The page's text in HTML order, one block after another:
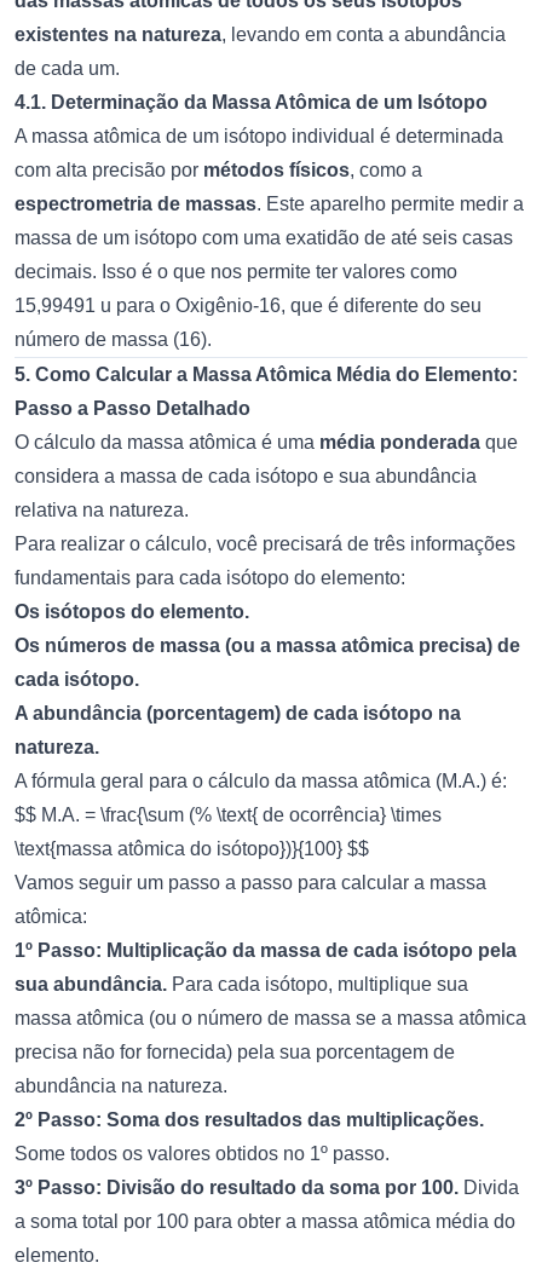
existentes na natureza, levando em conta a abundância
de cada um.
4.1. Determinação da Massa Atômica de um Isótopo
A massa atômica de um isótopo individual é determinada
com alta precisão por métodos físicos, como a
espectrometria de massas. Este aparelho permite medir a
massa de um isótopo com uma exatidão de até seis casas
decimais. Isso é o que nos permite ter valores como
15,99491 u para o Oxigênio-16, que é diferente do seu
número de massa (16).
5. Como Calcular a Massa Atômica Média do Elemento:
Passo a Passo Detalhado
O cálculo da massa atômica é uma média ponderada que
considera a massa de cada isótopo e sua abundância
relativa na natureza.
Para realizar o cálculo, você precisará de três informações
fundamentais para cada isótopo do elemento:
Os isótopos do elemento.
Os números de massa (ou a massa atômica precisa) de
cada isótopo.
A abundância (porcentagem) de cada isótopo na
natureza.
A fórmula geral para o cálculo da massa atômica (M.A.) é:
$$ M.A. = \frac{\sum (% \text{ de ocorrência} \times
\text{massa atômica do isótopo})}{100} $$
Vamos seguir um passo a passo para calcular a massa
atômica:
1º Passo: Multiplicação da massa de cada isótopo pela
sua abundância. Para cada isótopo, multiplique sua
massa atômica (ou o número de massa se a massa atômica
precisa não for fornecida) pela sua porcentagem de
abundância na natureza.
2º Passo: Soma dos resultados das multiplicações.
Some todos os valores obtidos no 1º passo.
3º Passo: Divisão do resultado da soma por 100. Divida
a soma total por 100 para obter a massa atômica média do
elemento.